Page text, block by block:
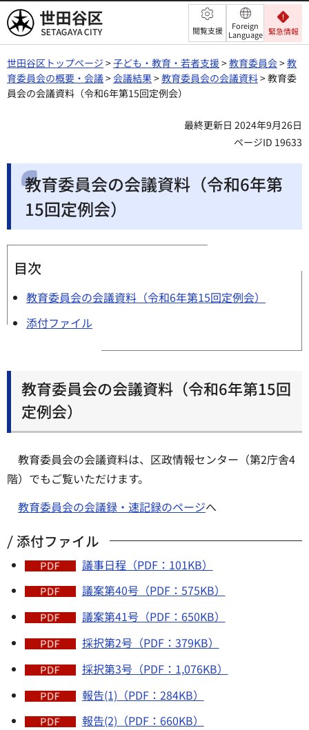
世田谷区 閲覧支援
Foreign
Language 緊急情報
世田谷区トップページ >子ども・教育・若者支援>教育委員会>教
育委員会の概要・会議>会議結果>教育委員会の会議資料> 教育委
員会の会議資料（令和6年第15回定例会）
最終更新日 2024年9月26日
ページID 19633
教育委員会の会議資料（令和6年第
15回定例会）
目次
教育委員会の会議資料（令和6年第15回定例会）
添付ファイル
教育委員会の会議資料（令和6年第15回
定例会）
教育委員会の会議資料は、区政情報センター（第2庁舎4
階）でもご覧いただけます。
教育委員会の会議録・速記録のページへ
添付ファイル
議事日程（PDF：101KB）
議案第40号（PDF：575KB）
議案第41号（PDF：650KB）
採択第2号（PDF：379KB）
採択第3号（PDF：1,076KB）
報告(1)（PDF：284KB）
報告(2)（PDF：660KB）